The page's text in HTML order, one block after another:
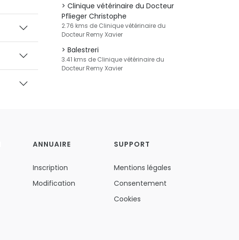
Clinique vétérinaire du Docteur
Pflieger Christophe
2.76 kms de Clinique vétérinaire du
Docteur Remy Xavier
Balestreri
3.41 kms de Clinique vétérinaire du
Docteur Remy Xavier
ANNUAIRE
Inscription
Modification
SUPPORT
Mentions légales
Consentement
Cookies